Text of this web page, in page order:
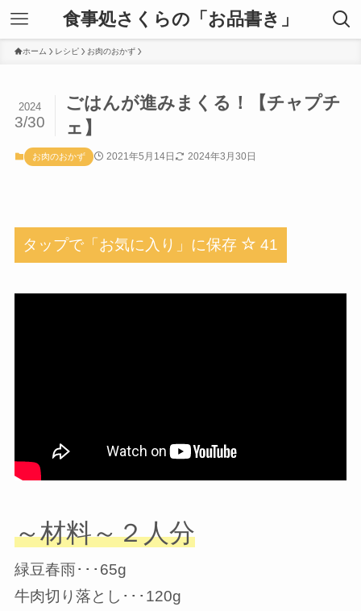
食事処さくらの「お品書き」
ホーム レシピ お肉のおかず
ごはんが進みまくる！【チャプチ
ェ】
2024
3/30
お肉のおかず 2021年5月14日 2024年3月30日
タップで「お気に入り」に保存 41
～材料～２人分
緑豆春雨･･･65g
牛肉切り落とし･･･120g